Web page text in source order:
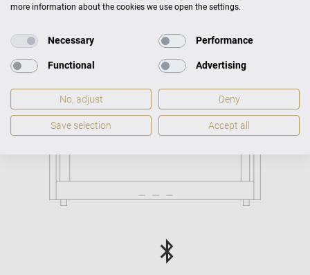
153 × P 62
Poids 218 kg
more information about the cookies we use open the settings.
Necessary Performance
Functional Advertising
No, adjust Deny
Save selection Accept all